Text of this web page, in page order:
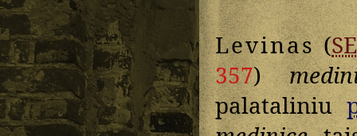
Levinas(SE
357)
palataliniu